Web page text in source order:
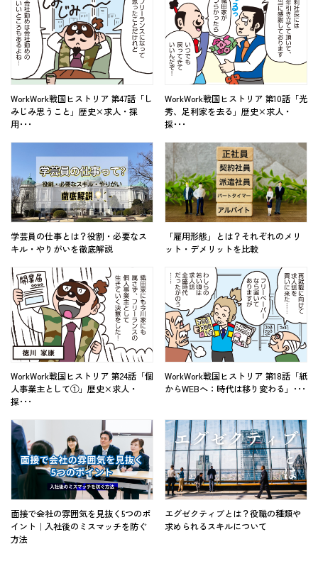
WorkWork戦国ヒストリア 第47話「し
みじみ思うこと」歴史×求人・採
用･･･
WorkWork戦国ヒストリア 第10話「光
秀、足利家を去る」歴史×求人・
採･･･
学芸員の仕事とは？役割・必要なス
キル・やりがいを徹底解説
「雇用形態」とは？それぞれのメリ
ット・デメリットを比較
WorkWork戦国ヒストリア 第24話「個
人事業主として①」歴史×求人・
採･･･
WorkWork戦国ヒストリア 第18話「紙
からWEBへ：時代は移り変わる」･･･
面接で会社の雰囲気を見抜く5つのポ
イント｜入社後のミスマッチを防ぐ
方法
エグゼクティブとは？役職の種類や
求められるスキルについて